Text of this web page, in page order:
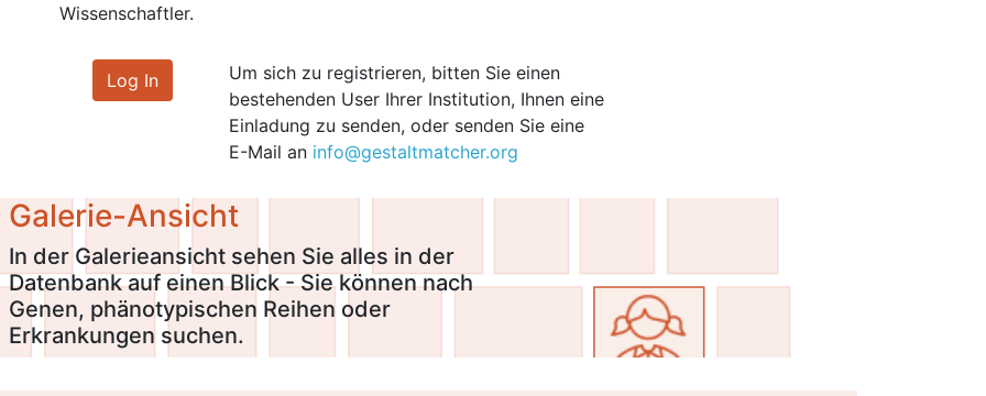
Wissenschaftler.
Log In
Um sich zu registrieren, bitten Sie einen
bestehenden User Ihrer Institution, Ihnen eine
Einladung zu senden, oder senden Sie eine
E-Mail an info@gestaltmatcher.org
Galerie-Ansicht
In der Galerieansicht sehen Sie alles in der
Datenbank auf einen Blick - Sie können nach
Genen, phänotypischen Reihen oder
Erkrankungen suchen.